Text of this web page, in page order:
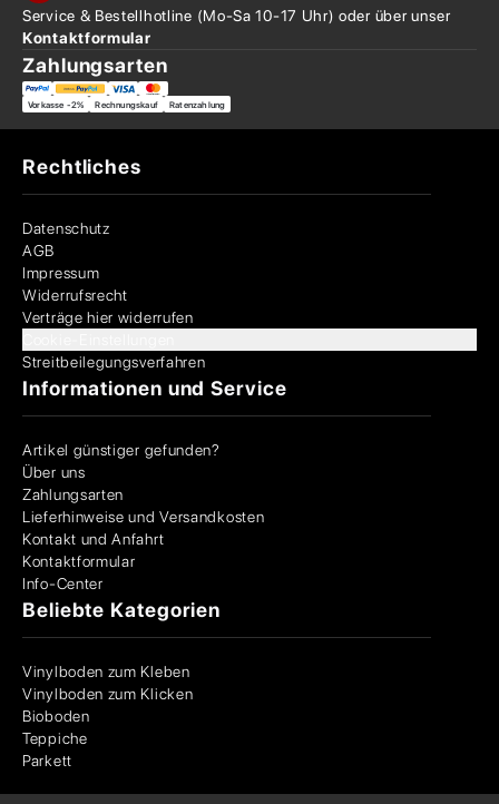
Service & Bestellhotline (Mo-Sa 10-17 Uhr) oder überunser
Kontaktformular
Zahlungsarten
Vorkasse -2% Rechnungskauf Ratenzahlung
Rechtliches
Datenschutz
AGB
Impressum
Widerrufsrecht
Verträge hier widerrufen
Streitbeilegungsverfahren
Informationen und Service
Artikel günstiger gefunden?
Über uns
Zahlungsarten
Lieferhinweise und Versandkosten
Kontakt und Anfahrt
Kontaktformular
Info-Center
Beliebte Kategorien
Vinylboden zum Kleben
Vinylboden zum Klicken
Bioboden
Teppiche
Parkett